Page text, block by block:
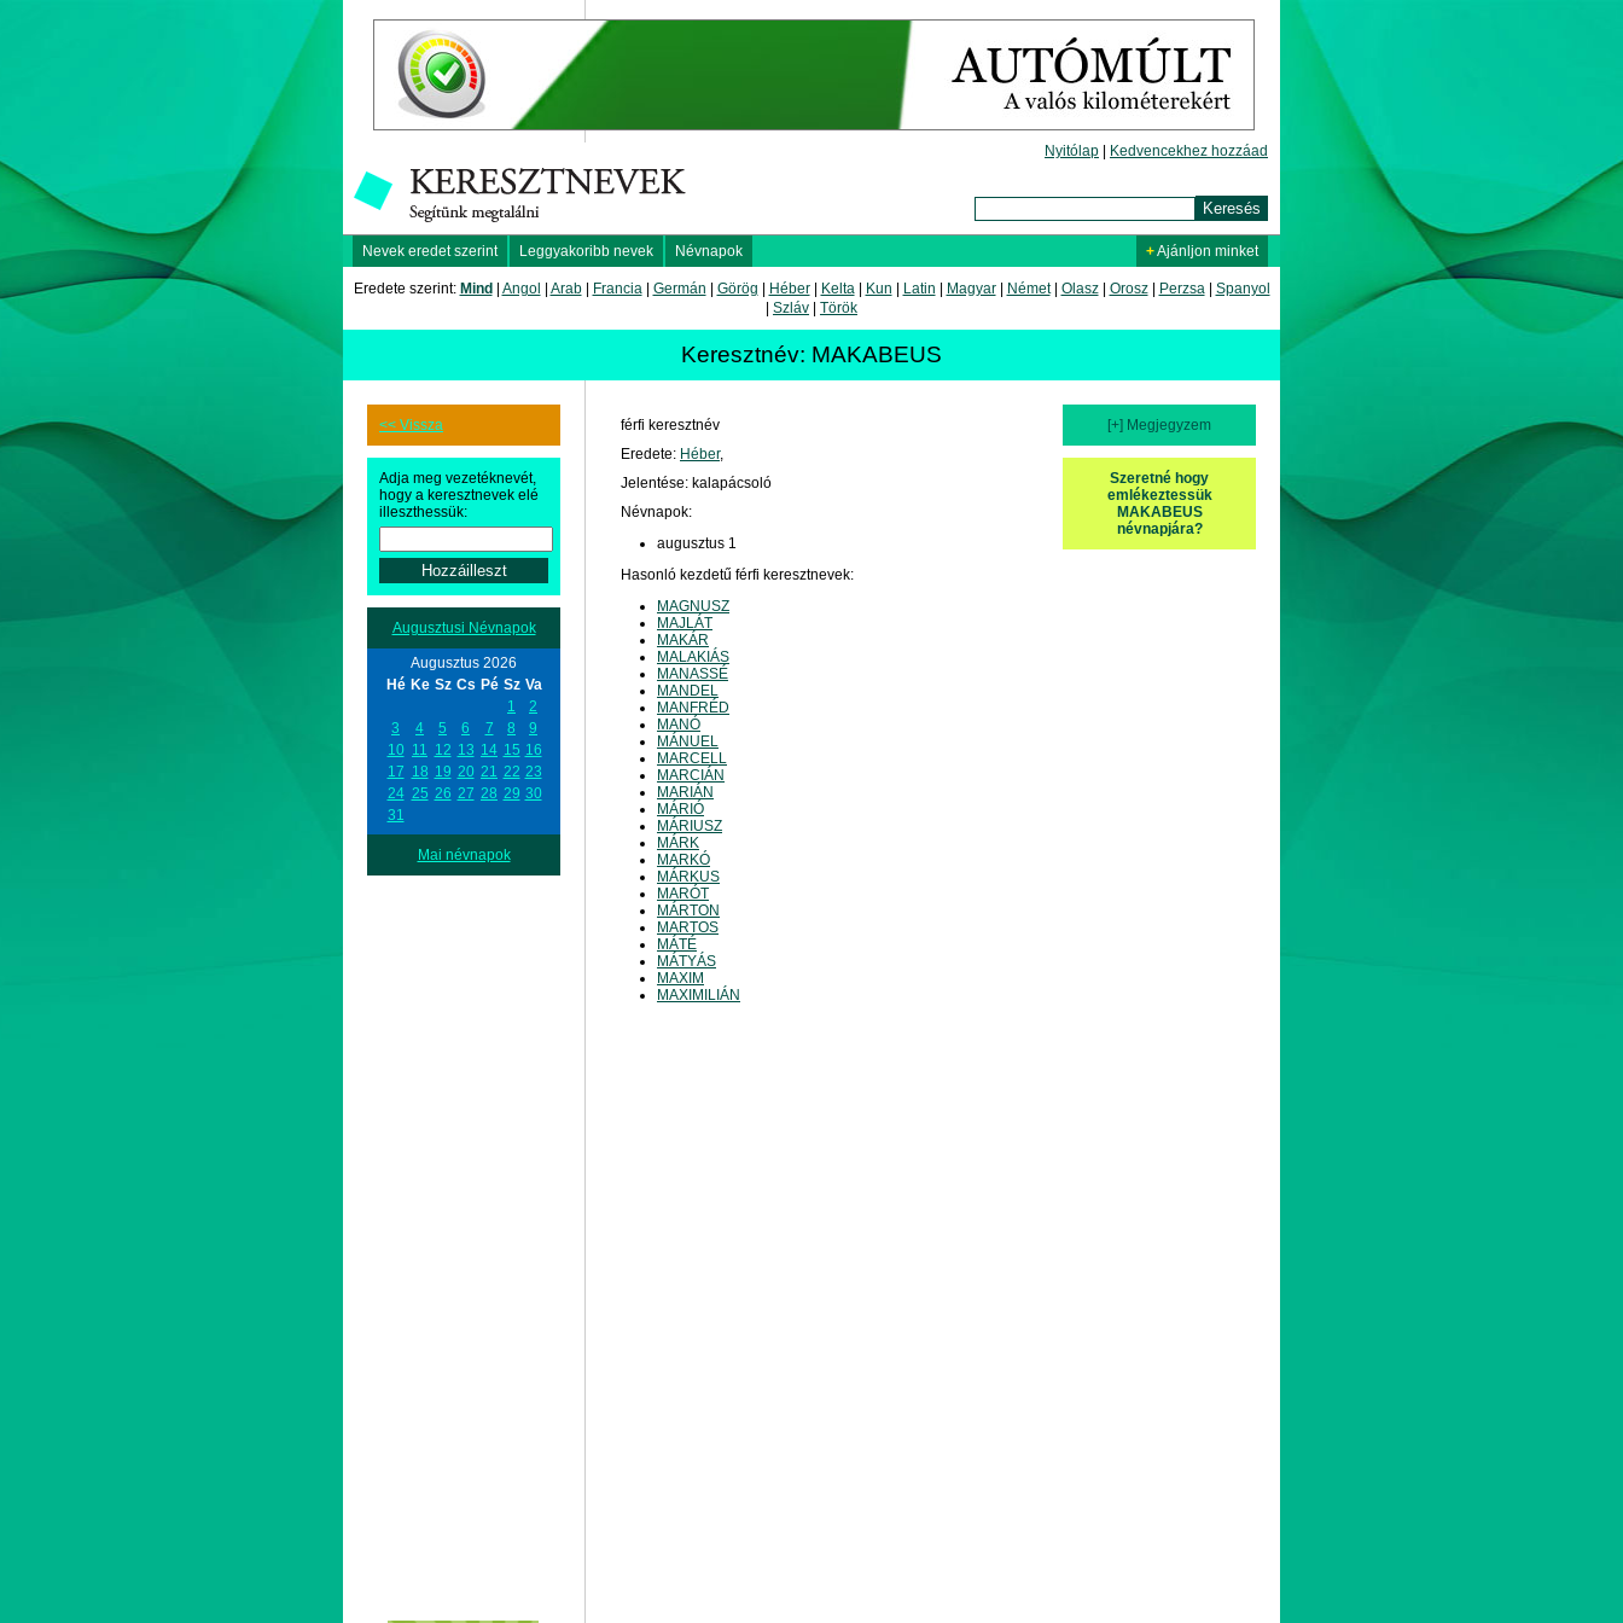
Nyitólap Kedvencekhez hozzáad
Nevek eredet szerint Leggyakoribb nevek Névnapok +Ajánljon minket
Eredete szerint: Mind Angol Arab| Francia| Germán Görög Héber| Kelta| Kun Latin Magyar| Német| Olasz| Orosz| Perzsa| Spanyol
Szláv Török
Keresztnév: MAKABEUS
<< Vissza
Adja meg vezetéknevét,
hogy a keresztnevek elé
illeszthessük:
Augusztusi Névnapok
Augusztus 2026
Hé Ke Sz Cs Pé Sz Va
1
2
3
4 5 6 7 8
9
10 11 12 13 14 15 16
17 18 19 20 21 22 23
24 25 26 27 28 29 30
31
Mai névnapok
[+] Megjegyzem
Szeretné hogy
emlékeztessük
MAKABEUS
névnapjára?
férfi keresztnév
Eredete: Héber,
Jelentése: kalapácsoló
Névnapok:
augusztus 1
Hasonló kezdetű férfi keresztnevek:
MAGNUSZ
MAJLÁT
MAKÁR
MALAKIÁS
MANASSÉ
MANDEL
MANFRÉD
MANÓ
MÁNUEL
MARCELL
MARCIÁN
MARIÁN
MÁRIÓ
MÁRIUSZ
MÁRK
MARKÓ
MÁRKUS
MARÓT
MÁRTON
MARTOS
MÁTÉ
MÁTYÁS
MAXIM
MAXIMILIÁN